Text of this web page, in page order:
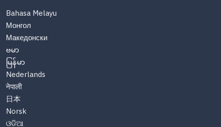
Bahasa Melayu
Монгол
Македонски
ဗမာ
မြန်မာ
Nederlands
नेपाली
日本
Norsk
ଓଡିଆ